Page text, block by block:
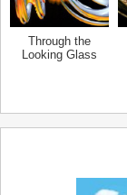
Through the
Looking Glass